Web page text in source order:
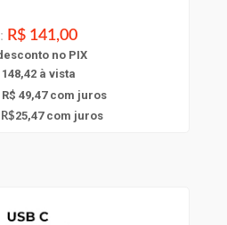
R$ 141,00
no PIX
148,42 à vista
49,47com juros
R$25,47com juros